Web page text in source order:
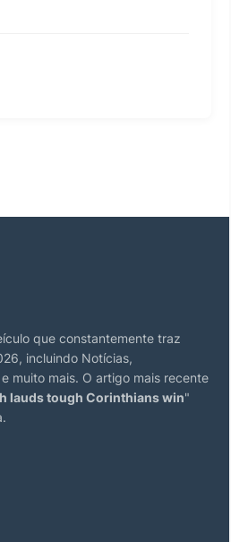
que constantemente traz
incluindo Notícias,
muito mais. O artigo mais recente
lauds tough Corinthians win"